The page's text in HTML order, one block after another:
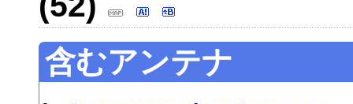
含むアンテナ